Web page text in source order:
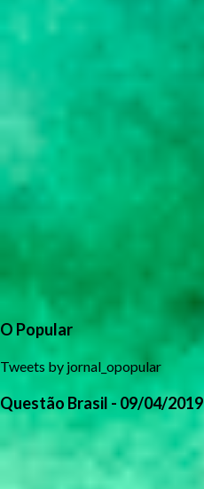
O Popular
Tweets by jornal_opopular
Questão Brasil - 09/04/2019